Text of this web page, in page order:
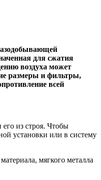
для сжатия
воздуха может
размеры и фильтры,
всей
из строя. Чтобы
установки или в систему
мягкого металла